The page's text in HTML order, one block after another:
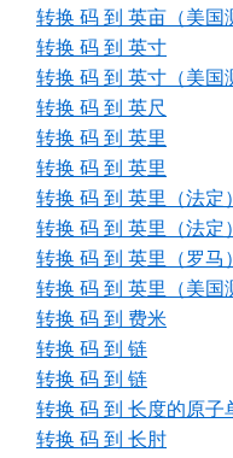
转换 码 到 英亩（美国
转换 码 到 英寸
转换 码 到 英寸（美国
转换 码 到 英尺
转换 码 到 英里
转换 码 到 英里
转换 码 到 英里（法定）
转换 码 到 英里（法定）
转换 码 到 英里（罗马）
转换 码 到 英里（美国
转换 码 到 费米
转换 码 到 链
转换 码 到 链
转换 码 到 长度的原子
转换 码 到 长肘